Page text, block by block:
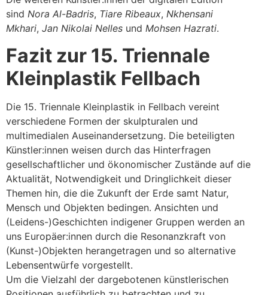
sind Nora Al-Badris, Tiare Ribeaux, Nkhensani
Mkhari, Jan Nikolai Nelles und Mohsen Hazrati.
Fazit zur 15. Triennale
Kleinplastik Fellbach
Die 15. Triennale Kleinplastik in Fellbach vereint
verschiedene Formen der skulpturalen und
multimedialen Auseinandersetzung. Die beteiligten
Künstler:innen weisen durch das Hinterfragen
gesellschaftlicher und ökonomischer Zustände auf die
Aktualität, Notwendigkeit und Dringlichkeit dieser
Themen hin, die die Zukunft der Erde samt Natur,
Mensch und Objekten bedingen. Ansichten und
(Leidens-)Geschichten indigener Gruppen werden an
uns Europäer:innen durch die Resonanzkraft von
(Kunst-)Objekten herangetragen und so alternative
Lebensentwürfe vorgestellt.
Um die Vielzahl der dargebotenen künstlerischen